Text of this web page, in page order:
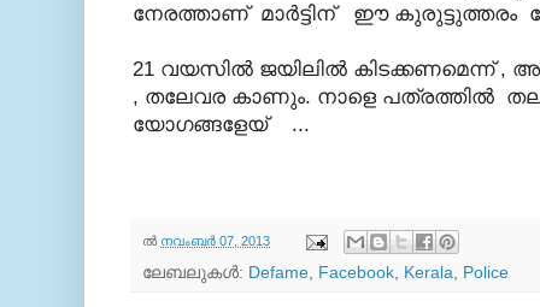
നേരത്താണ് മാര്‍ട്ടിന് ഈ കുരുട്ടുത്തരം
21 വയസില്‍ ജയിലില്‍ കിടക്കണമെന്ന്
, തലേവര കാണും. നാളെ പത്രത്തില്‍
യോഗങ്ങളേയ് ...
ല്‍ നവംബർ 07, 2013
ലേബലുകള്‍: Defame, Facebook, Kerala, Police